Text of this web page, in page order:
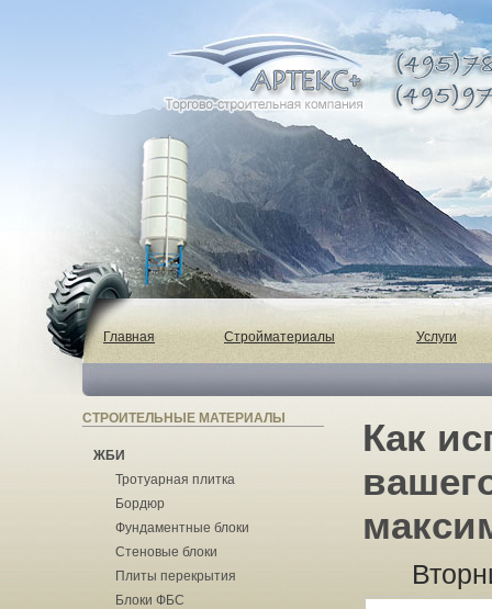
Главная Стройматериалы Услуги
СТРОИТЕЛЬНЫЕ МАТЕРИАЛЫ
ЖБИ
Тротуарная плитка
Бордюр
Фундаментные блоки
Стеновые блоки
Плиты перекрытия
Блоки ФБС
Как